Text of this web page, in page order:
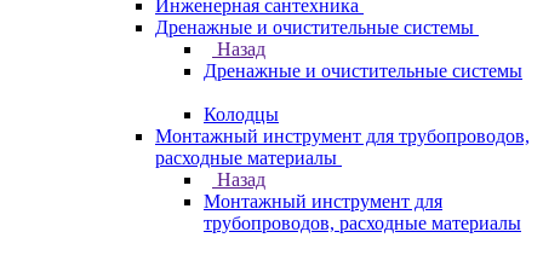
Инженерная сантехника
Дренажные и очистительные системы
Назад
Дренажные и очистительные системы
Колодцы
Монтажный инструмент для трубопроводов,
расходные материалы
Назад
Монтажный инструмент для
трубопроводов, расходные материалы